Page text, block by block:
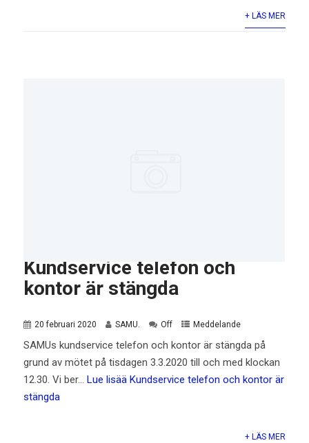
+ LÄS MER
Kundservice telefon och
kontor är stängda
20 februari 2020 SAMU. Off Meddelande
SAMUs kundservice telefon och kontor är stängda på
grund av mötet på tisdagen 3.3.2020 till och med klockan
12.30. Vi ber… Lue lisää Kundservice telefon och kontor är
stängda
+ LÄS MER